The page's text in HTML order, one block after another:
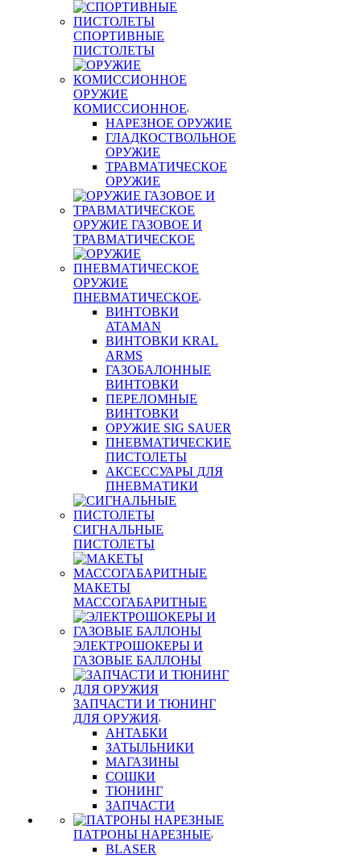
СПОРТИВНЫЕ
ПИСТОЛЕТЫ
ОРУЖИЕ
КОМИССИОННОЕ
НАРЕЗНОЕ ОРУЖИЕ
ГЛАДКОСТВОЛЬНОЕ
ОРУЖИЕ
ТРАВМАТИЧЕСКОЕ
ОРУЖИЕ
ОРУЖИЕ ГАЗОВОЕ И
ТРАВМАТИЧЕСКОЕ
ОРУЖИЕ
ПНЕВМАТИЧЕСКОЕ
ВИНТОВКИ
ATAMAN
ВИНТОВКИ KRAL
ARMS
ГАЗОБАЛОННЫЕ
ВИНТОВКИ
ПЕРЕЛОМНЫЕ
ВИНТОВКИ
ОРУЖИЕ SIG SAUER
ПНЕВМАТИЧЕСКИЕ
ПИСТОЛЕТЫ
АКСЕССУАРЫ ДЛЯ
ПНЕВМАТИКИ
СИГНАЛЬНЫЕ
ПИСТОЛЕТЫ
МАКЕТЫ
МАССОГАБАРИТНЫЕ
ЭЛЕКТРОШОКЕРЫ И
ГАЗОВЫЕ БАЛЛОНЫ
ЗАПЧАСТИ И ТЮНИНГ
ДЛЯ ОРУЖИЯ
АНТАБКИ
ЗАТЫЛЬНИКИ
МАГАЗИНЫ
СОШКИ
ТЮНИНГ
ЗАПЧАСТИ
ПАТРОНЫ НАРЕЗНЫЕ
BLASER